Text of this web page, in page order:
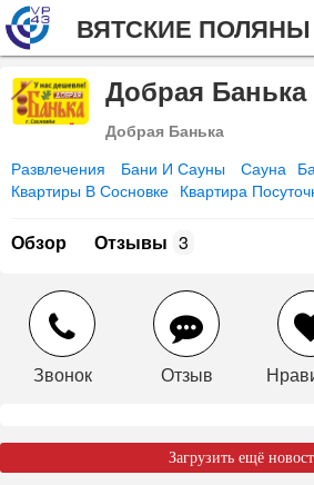
ВЯТСКИЕ ПОЛЯНЫ
Добрая Банька
Добрая Банька
Развлечения Бани И Сауны Сауна
Квартиры В Сосновке Квартира
Обзор Отзывы 3
Звонок Отзыв
Загрузить ещё